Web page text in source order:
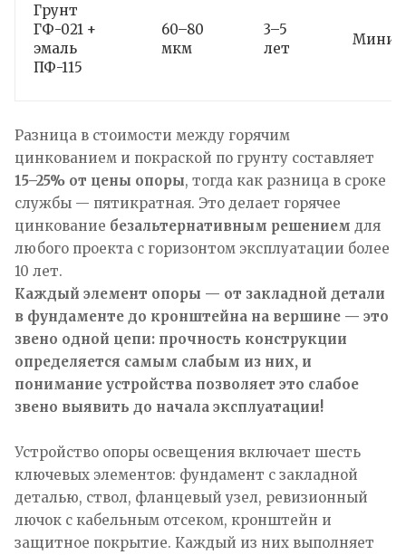
Грунт
ГФ-021 +
эмаль
ПФ-115
60–80
мкм
3–5
лет
Разница в стоимости между горячим
цинкованием и покраской по грунту составляет
15–25% от цены опоры, тогда как разница в сроке
службы — пятикратная. Это делает горячее
цинкование безальтернативным решением для
любого проекта с горизонтом эксплуатации более
10 лет.
Каждый элемент опоры — от закладной детали
в фундаменте до кронштейна на вершине — это
звено одной цепи: прочность конструкции
определяется самым слабым из них, и
понимание устройства позволяет это слабое
звено выявить до начала эксплуатации!
Устройство опоры освещения включает шесть
ключевых элементов: фундамент с закладной
деталью, ствол, фланцевый узел, ревизионный
лючок с кабельным отсеком, кронштейн и
защитное покрытие. Каждый из них выполняет